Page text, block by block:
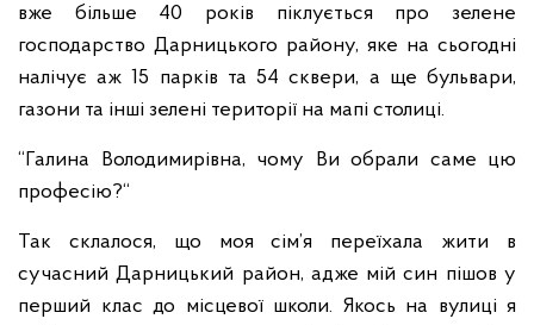
вже більше 40 років піклується про зелене
господарство Дарницького району, яке на сьогодні
налічує аж 15 парків та 54 сквери, а ще бульвари,
газони та інші зелені території на мапі столиці.
“Галина Володимирівна, чому Ви обрали саме цю
професію?“
Так склалося, що моя сім’я переїхала жити в
сучасний Дарницький район, адже мій син пішов у
перший клас до місцевої школи. Якось на вулиці я